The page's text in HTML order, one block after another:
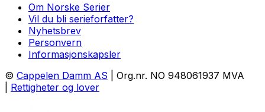
Om Norske Serier
Vil du bli serieforfatter?
Nyhetsbrev
Personvern
Informasjonskapsler
© Cappelen Damm AS | Org.nr. NO 948061937 MVA
Rettigheter og lover